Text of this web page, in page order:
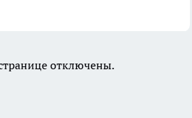
отключены.